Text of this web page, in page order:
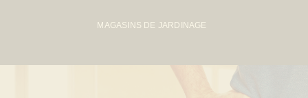
MAGASINS DE JARDINAGE